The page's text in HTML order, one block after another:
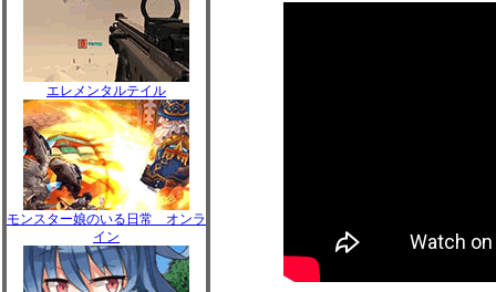
エレメンタルテイル
モンスター娘のいる日常 オンラ
イン